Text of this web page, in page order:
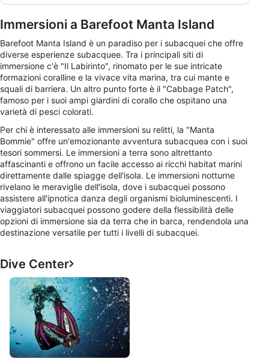
Immersioni a Barefoot Manta Island
Barefoot Manta Island è un paradiso per i subacquei che offre
diverse esperienze subacquee. Tra i principali siti di
immersione c'è "Il Labirinto", rinomato per le sue intricate
formazioni coralline e la vivace vita marina, tra cui mante e
squali di barriera. Un altro punto forte è il "Cabbage Patch",
famoso per i suoi ampi giardini di corallo che ospitano una
varietà di pesci colorati.
Per chi è interessato alle immersioni su relitti, la "Manta
Bommie" offre un'emozionante avventura subacquea con i suoi
tesori sommersi. Le immersioni a terra sono altrettanto
affascinanti e offrono un facile accesso ai ricchi habitat marini
direttamente dalle spiagge dell'isola. Le immersioni notturne
rivelano le meraviglie dell'isola, dove i subacquei possono
assistere all'ipnotica danza degli organismi bioluminescenti. I
viaggiatori subacquei possono godere della flessibilità delle
opzioni di immersione sia da terra che in barca, rendendola una
destinazione versatile per tutti i livelli di subacquei.
Dive Center